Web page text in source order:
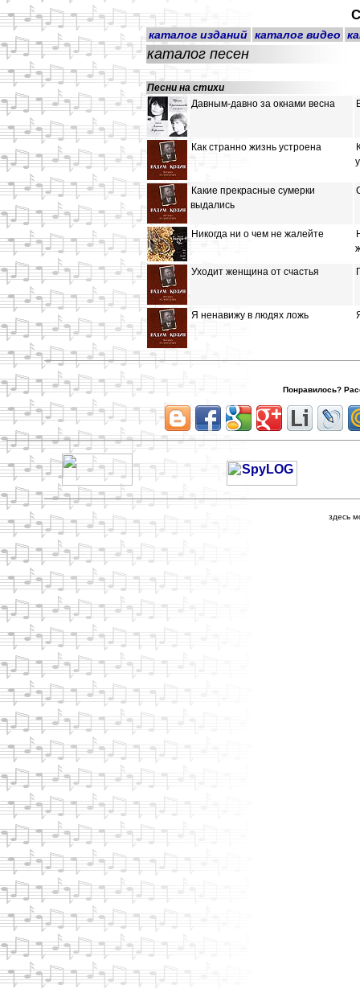
каталог изданий каталог видео
каталог песен
Песни на стихи
Давным-давно за окнами весна
Как странно жизнь устроена
Какие прекрасные сумерки
выдались
Никогда ни о чем не жалейте
Уходит женщина от счастья
Я ненавижу в людях ложь
Понравилось?
здесь